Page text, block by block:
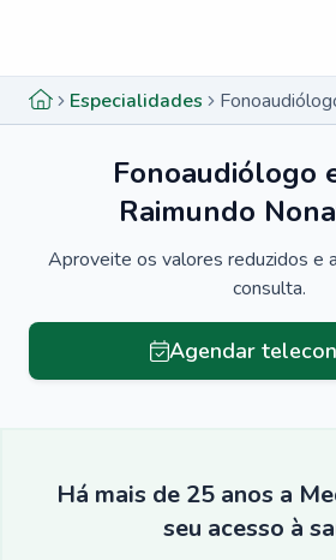
Especialidades
Fonoaudiólogo
Raimundo
Aproveite os valores reduzidos e
consulta.
Agendar
Há mais de 25 anos a
seu acesso à